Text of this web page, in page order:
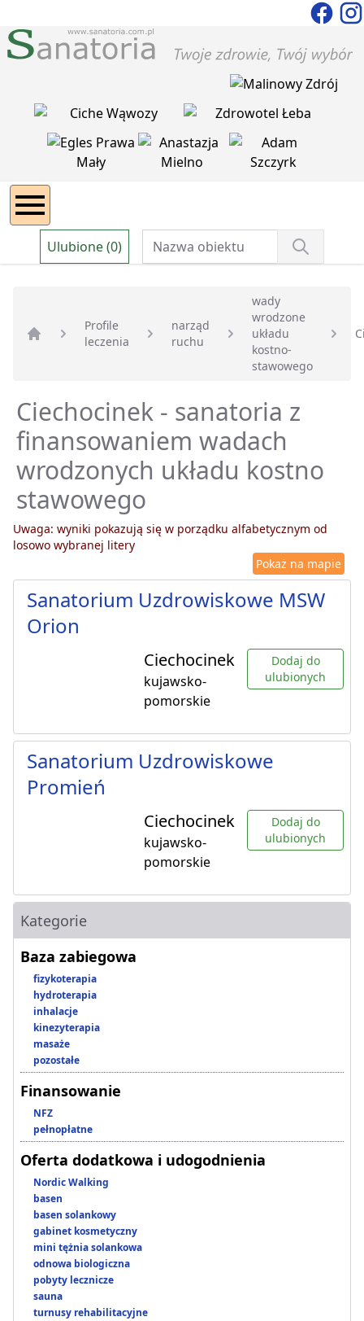
Ulubione (0)
Strona główna
Profile
leczenia
narząd
ruchu
wady
wrodzone
układu
kostno-
stawowego
Ciechocinek - sanatoria z
finansowaniem wadach
wrodzonych układu kostno
stawowego
Uwaga: wyniki pokazują się w porządku alfabetycznym od
losowo wybranej litery
Pokaż na mapie
Sanatorium Uzdrowiskowe MSW
Orion
Ciechocinek
kujawsko-
pomorskie
Dodaj do
ulubionych
Sanatorium Uzdrowiskowe
Promień
Ciechocinek
kujawsko-
pomorskie
Dodaj do
ulubionych
Kategorie
Baza zabiegowa
fizykoterapia
hydroterapia
inhalacje
kinezyterapia
masaże
pozostałe
Finansowanie
NFZ
pełnopłatne
Oferta dodatkowa i udogodnienia
Nordic Walking
basen
basen solankowy
gabinet kosmetyczny
mini tężnia solankowa
odnowa biologiczna
pobyty lecznicze
sauna
turnusy rehabilitacyjne